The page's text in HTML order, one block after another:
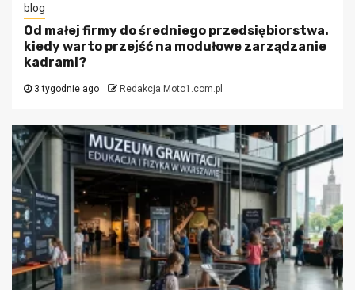
blog
Od małej firmy do średniego przedsiębiorstwa.
kiedy warto przejść na modułowe zarządzanie
kadrami?
3 tygodnie ago Redakcja Moto1.com.pl